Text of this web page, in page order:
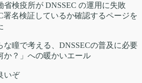
省検疫所が DNSSEC の運用に失敗
署名検証しているか確認するページを
な瞳で考える、DNSSECの普及に必要
か？」への暖かいエール
いぞ